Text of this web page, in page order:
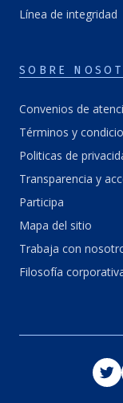
Línea de integridad
SOBRE
Convenios de
Términos y
Politicas de
Transparencia y
Participa
Mapa del sitio
Trabaja con
Filosofía